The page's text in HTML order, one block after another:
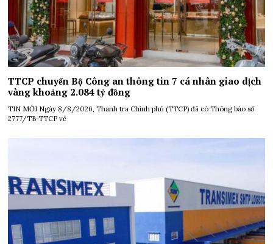
TTCP chuyển Bộ Công an thông tin 7 cá nhân giao dịch
vàng khoảng 2.084 tỷ đồng
TIN MỚI Ngày 8/8/2026, Thanh tra Chính phủ (TTCP) đã có Thông báo số
2777/TB-TTCP về